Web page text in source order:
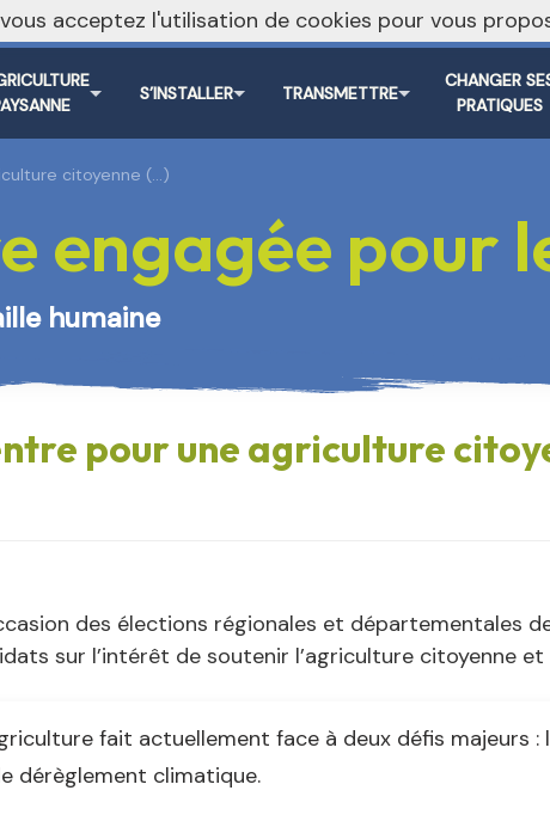
Vers le
S’INSTALLER TRANSMETTRE
CHANGER
PRATIQUES
citoyenne (…)
engagée pour
humaine
pour une agriculture
des élections régionales et départementales
sur l’intérêt de soutenir l’agriculture citoyenne
fait actuellement face à deux défis majeurs
dérèglement climatique.
acceptez l'utilisation de cookies pour vous